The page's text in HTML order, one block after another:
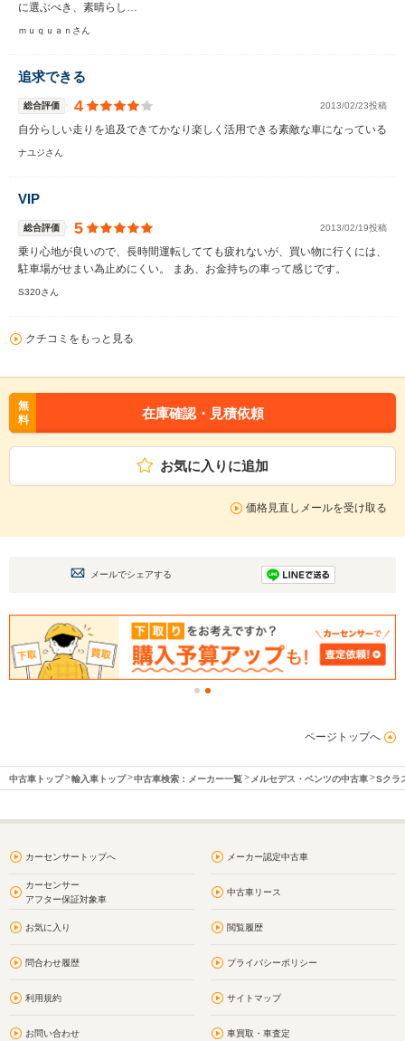
に選ぶべき、素晴らし…
ｍｕｑｕａｎさん
追求できる
総合評価 4 2013/02/23投稿
自分らしい走りを追及できてかなり楽しく活用できる素敵な車になっている
ナユジさん
VIP
総合評価 5 2013/02/19投稿
乗り心地が良いので、長時間運転してても疲れないが、買い物に行くには、
駐車場がせまい為止めにくい。 まあ、お金持ちの車って感じです。
S320さん
クチコミをもっと見る
無
料
在庫確認・見積依頼
お気に入りに追加
価格見直しメールを受け取る
メールでシェアする
ページトップへ
中古車トップ 輸入車トップ 中古車検索：メーカー一覧 メルセデス・ベンツの中古車 Sクラ
カーセンサートップへ メーカー認定中古車
カーセンサー
アフター保証対象車
中古車リース
お気に入り 閲覧履歴
問合わせ履歴 プライバシーポリシー
利用規約 サイトマップ
お問い合わせ 車買取・車査定